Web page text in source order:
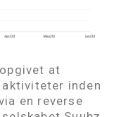
at
inden
en reverse